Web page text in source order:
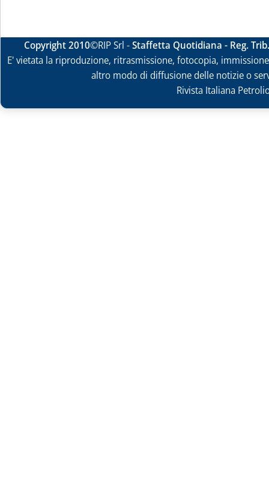
Copyright 2010©RIP Srl -Staffetta Quotidiana - Reg.
E' vietata la riproduzione, ritrasmissione, fotocopia,
altro modo di diffusione delle notizie o
Rivista Italiana